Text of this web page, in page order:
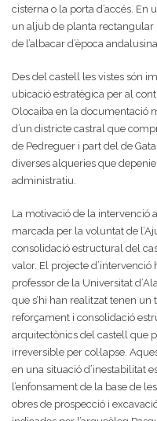
cisterna o la porta d’accés. En
un aljub de planta
de l’albacar d’època andalusina
Des del castell les vistes són
ubicació estratègica per al
Olocaiba en la documentació
d’un districte castral que
de Pedreguer i part del de
diverses alqueries que
administratiu.
La motivació de la intervenció
marcada per la voluntat de
consolidació estructural del
valor. El projecte d’intervenció
professor de la Universitat
que s’hi han realitzat tenen
reforçament i consolidació
arquitectònics del castell que
irreversible per col·lapse.
en una situació d’inestabilitat
l’enfonsament de la base de
obres de prospecció i